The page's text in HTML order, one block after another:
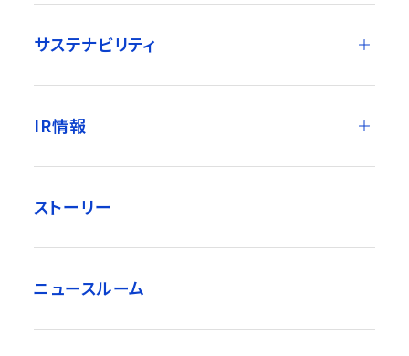
サステナビリティ
IR情報
ストーリー
ニュースルーム